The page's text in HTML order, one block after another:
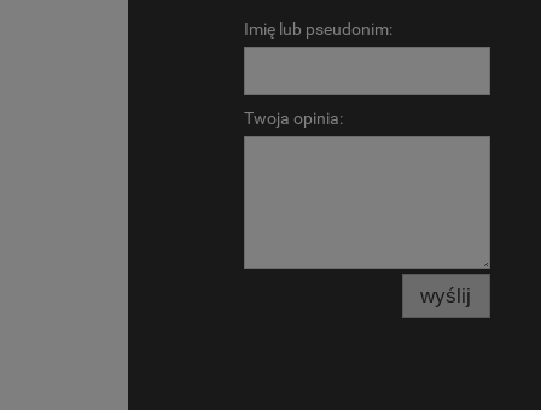
Imię lub pseudonim:
Twoja opinia:
wyślij